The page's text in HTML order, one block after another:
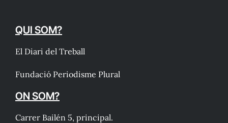
QUI SOM?
El Diari del Treball
Fundació Periodisme Plural
ON SOM?
Carrer Bailén 5, principal.